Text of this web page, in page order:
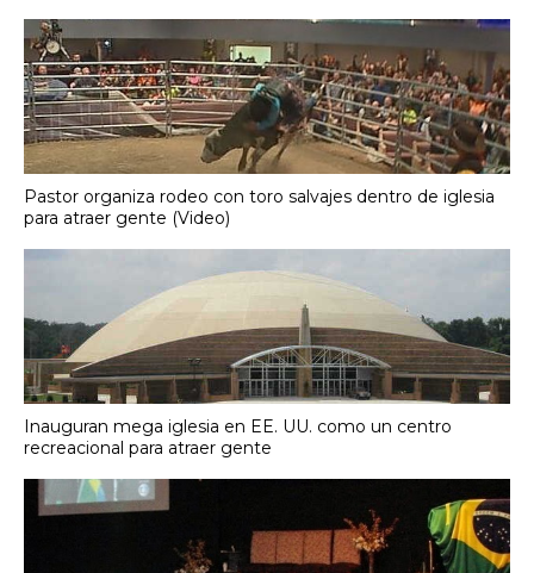
Pastor organiza rodeo con toro salvajes dentro de iglesia
para atraer gente (Video)
Inauguran mega iglesia en EE. UU. como un centro
recreacional para atraer gente